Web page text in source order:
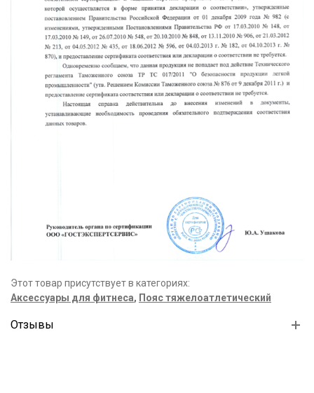
Этот товар присутствует в категориях:
Аксессуары для фитнеса, Пояс тяжелоатлетический
Отзывы